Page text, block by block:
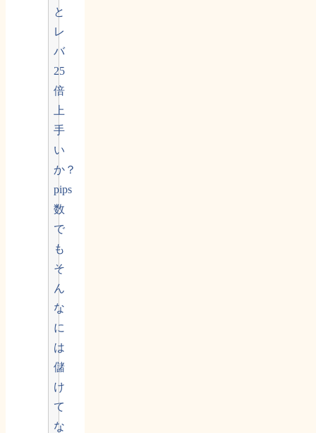
と
レ
バ
25
倍
上
手
い
か？
pips
数
で
も
そ
ん
な
に
は
儲
け
て
な